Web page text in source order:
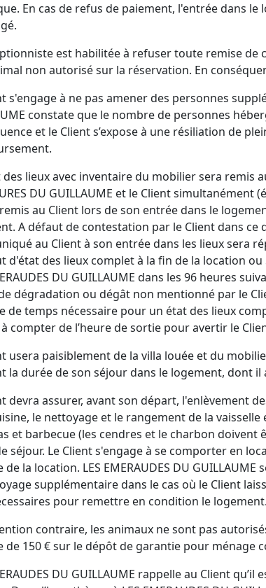
En cas de refus de paiement, l'entrée dans
est habilitée à refuser toute remise
non autorisé sur la réservation. En
s'engage à ne pas amener des personnes
constate que le nombre de personnes
et le Client s’expose à une résiliation de
lieux avec inventaire du mobilier sera remis
DU GUILLAUME et le Client simultanément
au Client lors de son entrée dans le
A défaut de contestation par le Client dans ce
au Client à son entrée dans les lieux sera
d'état des lieux complet à la fin de la location
DU GUILLAUME dans les 96 heures
dégradation ou dégât non mentionné par le
de temps nécessaire pour un état des lieux
compter de l’heure de sortie pour avertir le
usera paisiblement de la villa louée et du
la durée de son séjour dans le logement, dont il
devra assurer, avant son départ, l'enlèvement
le nettoyage et le rangement de la
et barbecue (les cendres et le charbon
séjour. Le Client s'engage à se comporter en
de la location. LES EMERAUDES DU
supplémentaire dans le cas où le Client
pour remettre en condition le logement.
contraire, les animaux ne sont pas
de 150 € sur le dépôt de garantie pour ménage
DU GUILLAUME rappelle au Client